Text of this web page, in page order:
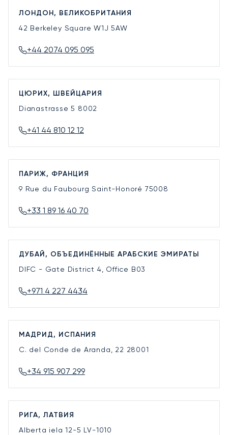
ЛОНДОН, ВЕЛИКОБРИТАНИЯ
42 Berkeley SquareW1J 5AW
+44 2074 095 095
ЦЮРИХ, ШВЕЙЦАРИЯ
Dianastrasse 5 8002
+41 44 810 12 12
ПАРИЖ, ФРАНЦИЯ
9 Rue du Faubourg Saint-Honoré 75008
+33 1 89 16 40 70
ДУБАЙ, ОБЪЕДИНЁННЫЕ АРАБСКИЕ ЭМИРАТЫ
DIFC - Gate District 4, Office B03
+971 4 227 4434
МАДРИД, ИСПАНИЯ
C. del Conde de Aranda, 22 28001
+34 915 907 299
РИГА, ЛАТВИЯ
Alberta iela 12-5 LV-1010